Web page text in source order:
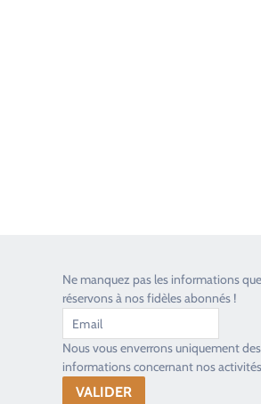
Ne manquez pas les informations
réservons à nos fidèles abonnés !
Nous vous enverrons uniquement des
informations concernant nos